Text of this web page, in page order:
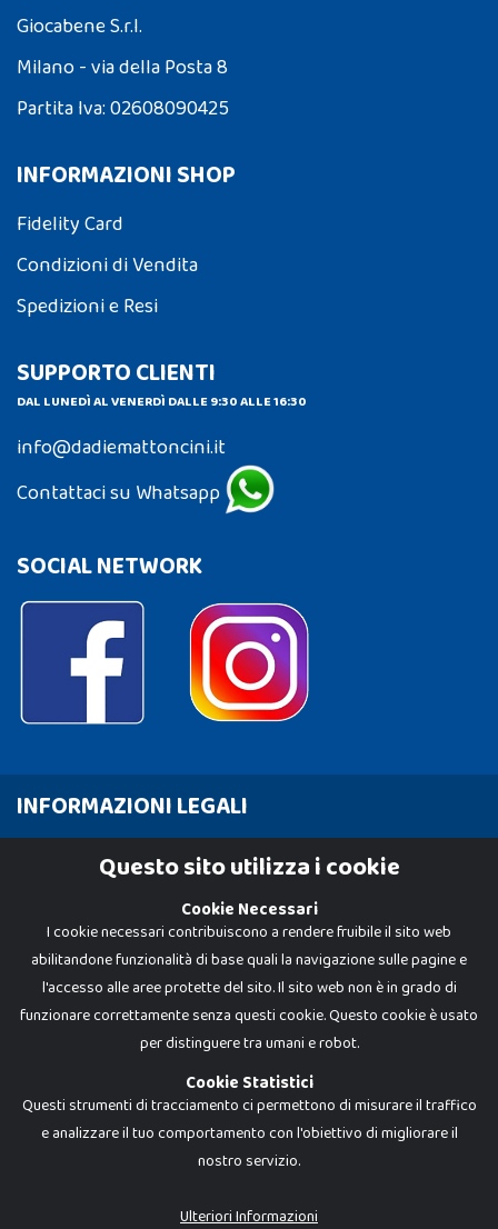
Giocabene S.r.l.
Milano - via della Posta 8
Partita Iva: 02608090425
INFORMAZIONI SHOP
Fidelity Card
Condizioni di Vendita
Spedizioni e Resi
SUPPORTO CLIENTI
DAL LUNEDÌ AL VENERDÌ DALLE 9:30 ALLE 16:30
info@dadiemattoncini.it
Contattaci su Whatsapp
SOCIAL NETWORK
INFORMAZIONI LEGALI
Cookie Policy
Dadi e Mattoncini è un brand di Giocabene Srl. Ogni riproduzione o utilizzo non
I prezzi e le promozioni pubblicate potrebbero differire da quanto esposto in
Questo sito utilizza i cookie
Cookie Necessari
I cookie necessari contribuiscono a rendere fruibile il sito web
abilitandone funzionalità di base quali la navigazione sulle pagine e
l'accesso alle aree protette del sito. Il sito web non è in grado di
funzionare correttamente senza questi cookie. Questo cookie è usato
per distinguere tra umani e robot.
Cookie Statistici
Questi strumenti di tracciamento ci permettono di misurare il traffico
e analizzare il tuo comportamento con l'obiettivo di migliorare il
nostro servizio.
Ulteriori Informazioni